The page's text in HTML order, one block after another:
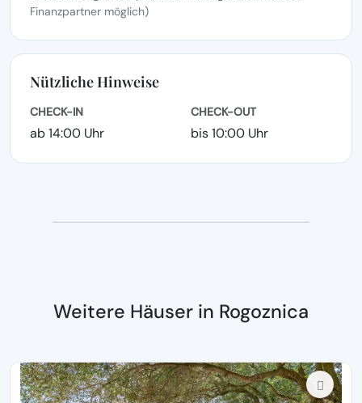
Finanzpartner möglich)
Nützliche Hinweise
CHECK-IN
ab 14:00 Uhr
CHECK-OUT
bis 10:00 Uhr
Weitere Häuser in Rogoznica